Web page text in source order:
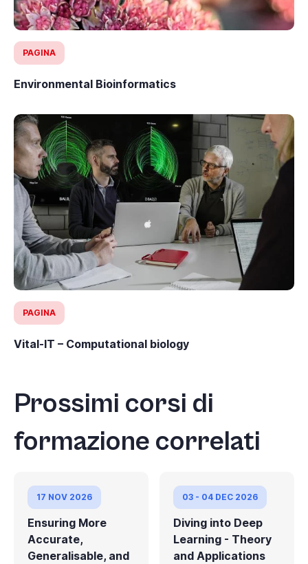
PAGINA
Environmental Bioinformatics
PAGINA
Vital-IT – Computational biology
Prossimi corsi di
formazione correlati
17 NOV 2026
Ensuring More
Accurate,
Generalisable, and
03 - 04 DEC 2026
Diving into Deep
Learning - Theory
and Applications